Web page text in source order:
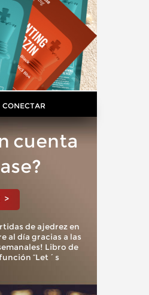
CONECTAR
cuenta
>
de ajedrez en
al día gracias a las
Libro de
“Let´s